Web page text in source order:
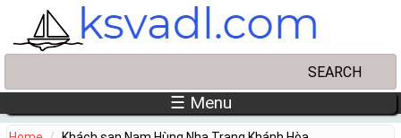
Skip to main content
☰ Menu